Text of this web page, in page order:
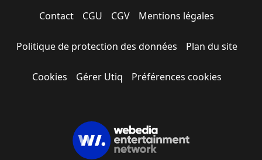
Contact CGU CGV Mentions légales
Politique de protection des données Plan du site
Cookies Gérer Utiq Préférences cookies